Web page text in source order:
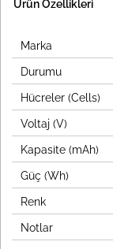
Ürün Özellikleri
Marka
Durumu
Hücreler (Cells)
Voltaj (V)
Kapasite (mAh)
Güç (Wh)
Renk
Notlar